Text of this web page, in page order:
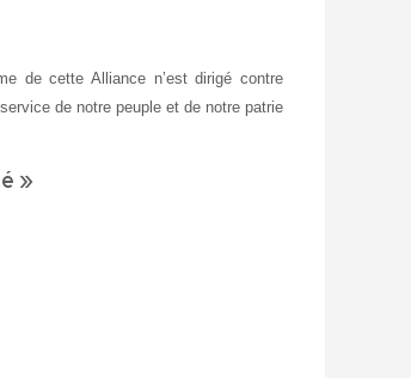
de cette Alliance n’est dirigé contre
de notre peuple et de notre patrie.
«